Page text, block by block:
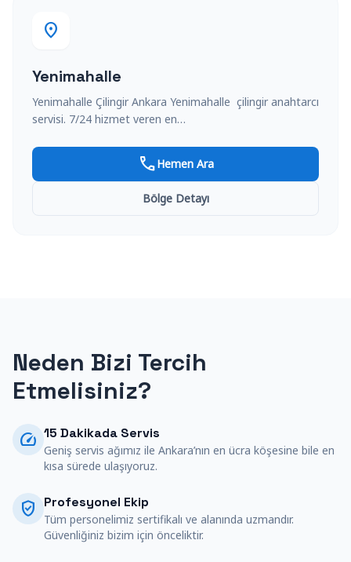
location_on
Yenimahalle
Yenimahalle Çilingir Ankara Yenimahalle çilingir anahtarcı
servisi. 7/24 hizmet veren en…
callHemen Ara
Bölge Detayı
Neden Bizi Tercih
Etmelisiniz?
speed 15 Dakikada Servis
Geniş servis ağımız ile Ankara’nın en ücra köşesine bile en
kısa sürede ulaşıyoruz.
verified_user Profesyonel Ekip
Tüm personelimiz sertifikalı ve alanında uzmandır.
Güvenliğiniz bizim için önceliktir.